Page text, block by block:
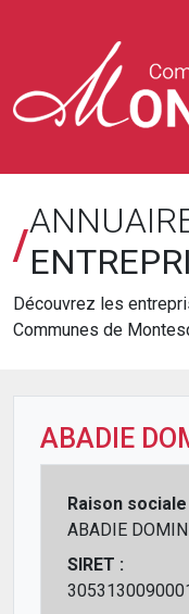
/
Découvrez les
Communes de
ABADIE
Raison sociale
ABADIE
SIRET :